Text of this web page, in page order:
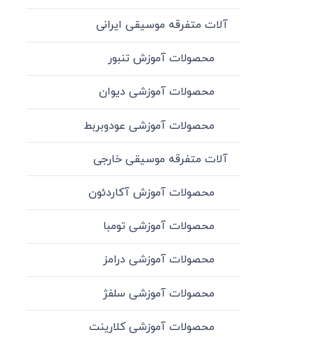
آلات متفرقه موسیقی ایرانی
محصولات آموزش تنبور
محصولات آموزشی دیوان
محصولات آموزشی عودوبربط
آلات متفرقه موسیقی خارجی
محصولات آموزش آکاردئون
محصولات آموزشی تومبا
محصولات آموزشی درامز
محصولات آموزشی سلفژ
محصولات آموزشی کلارینت